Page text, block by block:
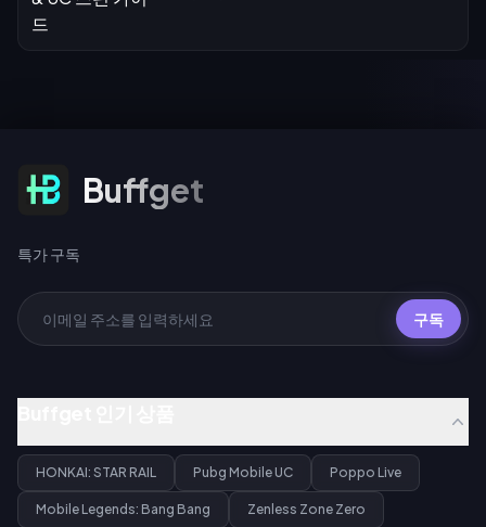
특가 구독 Buffget
특가 구독
구독
HONKAI: STAR RAIL Pubg Mobile UC Poppo Live
Mobile Legends: Bang Bang Zenless Zone Zero